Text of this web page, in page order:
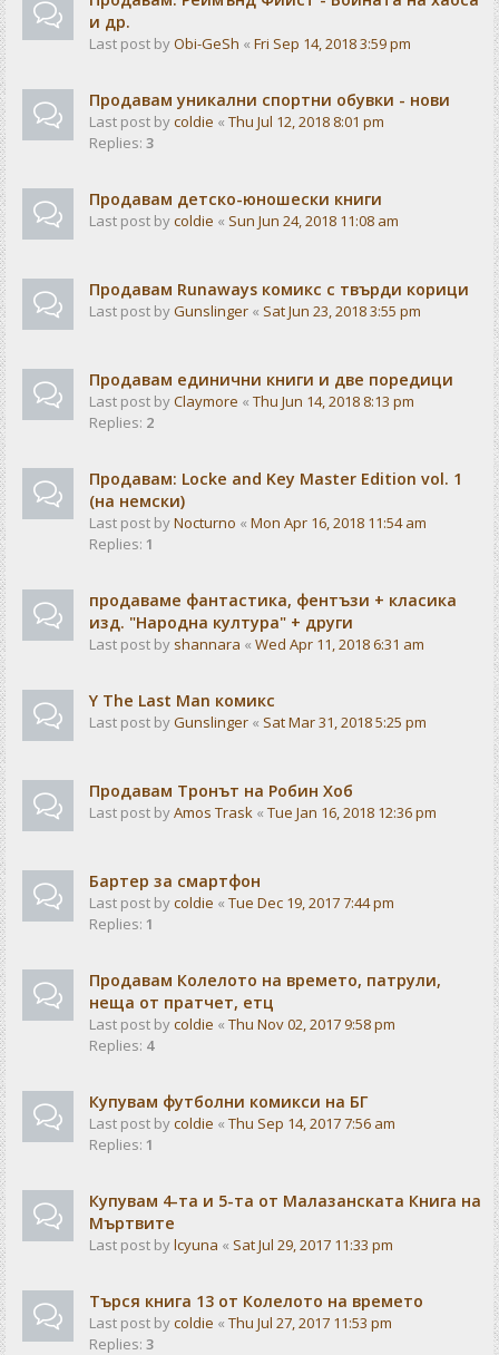
и др.
Last post byObi-GeSh « Fri Sep 14, 2018 3:59 pm
Продавам уникални спортни обувки - нови
Last post bycoldie « Thu Jul 12, 2018 8:01 pm
Replies: 3
Продавам детско-юношески книги
Last post bycoldie « Sun Jun 24, 2018 11:08 am
Продавам Runaways комикс с твърди корици
Last post byGunslinger « Sat Jun 23, 2018 3:55 pm
Продавам единични книги и две поредици
Last post byClaymore « Thu Jun 14, 2018 8:13 pm
Replies: 2
Продавам: Locke and Key Master Edition vol. 1
(на немски)
Last post byNocturno « Mon Apr 16, 2018 11:54 am
Replies: 1
продаваме фантастика, фентъзи + класика
изд. "Народна култура" + други
Last post by shannara « Wed Apr 11, 2018 6:31 am
Y The Last Man комикс
Last post byGunslinger « Sat Mar 31, 2018 5:25 pm
Продавам Тронът на Робин Хоб
Last post byAmos Trask « Tue Jan 16, 2018 12:36 pm
Бартер за смартфон
Last post bycoldie « Tue Dec 19, 2017 7:44 pm
Replies: 1
Продавам Колелото на времето, патрули,
неща от пратчет, етц
Last post bycoldie « Thu Nov 02, 2017 9:58 pm
Replies: 4
Купувам футболни комикси на БГ
Last post bycoldie « Thu Sep 14, 2017 7:56 am
Replies: 1
Купувам 4-та и 5-та от Малазанската Книга на
Мъртвите
Last post bylcyuna « Sat Jul 29, 2017 11:33 pm
Търся книга 13 от Колелото на времето
Last post bycoldie « Thu Jul 27, 2017 11:53 pm
Replies: 3